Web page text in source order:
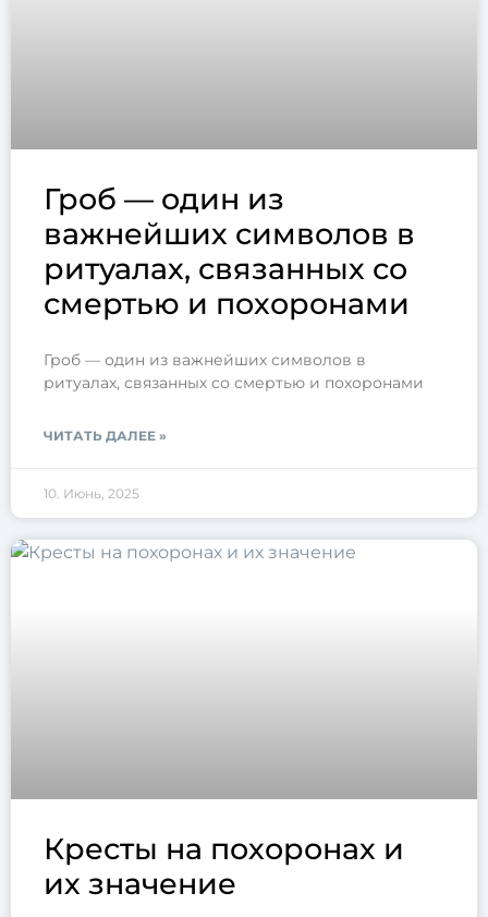
Гроб — один из
важнейших символов в
ритуалах, связанных со
смертью и похоронами
Гроб — один из важнейших символов в
ритуалах, связанных со смертью и похоронами
ЧИТАТЬ ДАЛЕЕ »
10. Июнь, 2025
Кресты на похоронах и
их значение